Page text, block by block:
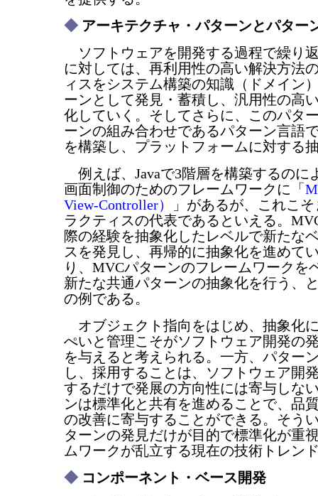
◆ アーキテクチャ・パターンとパター
ソフトウェアを開発する過程で繰り
に対しては、再利用性の高い解決方法
ィスをシステム構築の知識（ドメイン
ーンとして発見・蓄積し、汎用性の高
化していく。そしてさらに、このパタ
ーンの組み合わせであるパターン言語
を構築し、プラットフォームに対する
例えば、Javaで3階層を構築するのに
画面制御のためのフレームワークに「
View-Controller）
」があるが、これこ
ラクティスの代表であるといえる。
際の経験を抽象化したレベルで新たな
スを発見し、再帰的に抽象化を進めて
り、MVCパターンのフレームワークを
新たな共通パターンの抽象化を行う、
の例である。
オブジェクト指向をはじめ、抽象化
ぺいと管理こそがソフトウェア開発の
を与えると考えられる。一方、パター
し、採用することは、ソフトウェア開
するだけで発展の方向性には寄与しな
ンは標準化と共有を進めることで、品
の改善に寄与することができる。そう
ターンの発見だけが目的で標準化が重
ムワークが乱立する現在の技術トレン
◆ コンポーネント・ベース開発